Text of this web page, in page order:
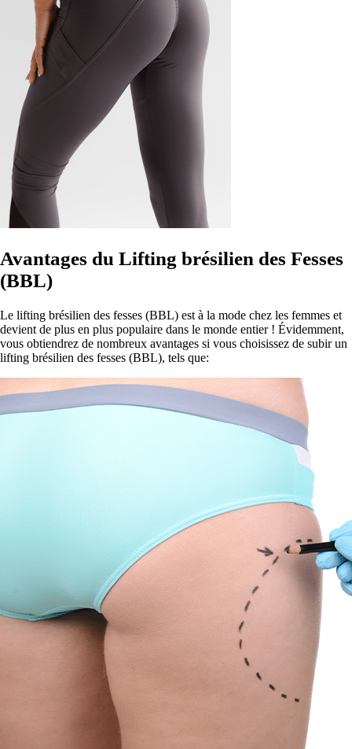
Avantages du Lifting brésilien des Fesses
(BBL)
Le lifting brésilien des fesses (BBL) est à la mode chez les femmes et
devient de plus en plus populaire dans le monde entier ! Évidemment,
vous obtiendrez de nombreux avantages si vous choisissez de subir un
lifting brésilien des fesses (BBL), tels que: